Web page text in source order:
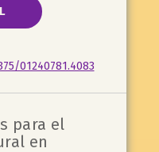
01240781.4083
para el
en